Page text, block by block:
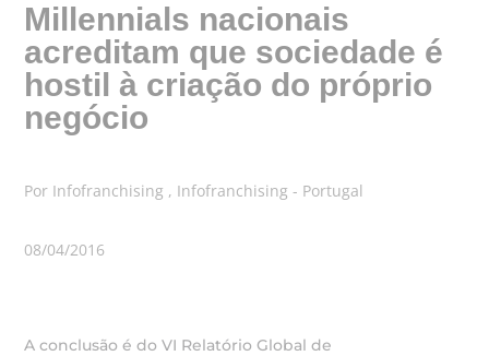
Millennials nacionais
acreditam que sociedade é
hostil à criação do próprio
negócio
Por Infofranchising , Infofranchising - Portugal
08/04/2016
A conclusão é do VI Relatório Global de